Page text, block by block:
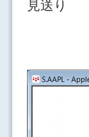
見送り